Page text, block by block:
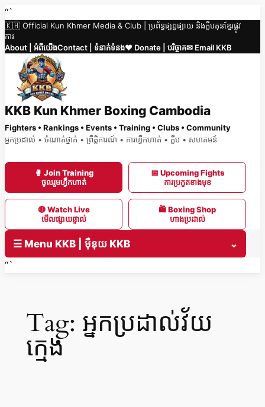
Skip
to
content
“`
🇰🇭 Official Kun Khmer Media & Club | ប្រព័ន្ធផ្សព្វផ្សាយ និងក្លឹបគុនខ្មែរផ្លូវ
ការ
About | អំពីយើងContact | ទំនាក់ទំនង❤️ Donate | បរិច្ចាគ✉ Email KKB
KKB Kun Khmer Boxing Cambodia
Fighters • Rankings • Events • Training • Clubs • Community
អ្នកប្រដាល់ • ចំណាត់ថ្នាក់ • ព្រឹត្តិការណ៍ • ការហ្វឹកហាត់ • ក្លឹប • សហគមន៍
🥊 Join Training
ចូលរួមហ្វឹកហាត់
📅 Upcoming Fights
ការប្រកួតខាងមុខ
🔴 Watch Live
មើលផ្សាយផ្ទាល់
🛍 Boxing Shop
ហាងប្រដាល់
☰ Menu KKB | ម៉ឺនុយ KKB
⌄
“`
Tag: អ្នកប្រដាល់វ័យ
ក្មេង